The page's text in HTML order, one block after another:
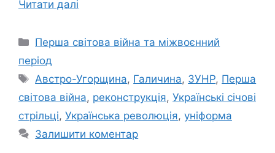
Читати далі
Категорії
Перша світова війна та міжвоєнний
період
Позначки
Австро-Угорщина, Галичина, ЗУНР, Перша
світова війна, реконструкція, Українські січові
стрільці, Українська революція, уніформа
Залишити коментар